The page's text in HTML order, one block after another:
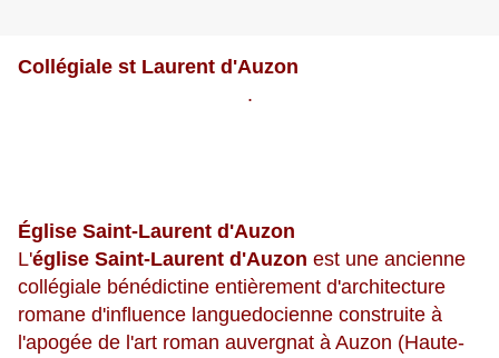
Collégiale st Laurent d'Auzon
.
Église Saint-Laurent d'Auzon
L'église Saint-Laurent d'Auzon est une ancienne
collégiale bénédictine entièrement d'architecture
romane d'influence languedocienne construite à
l'apogée de l'art roman auvergnat à Auzon (Haute-